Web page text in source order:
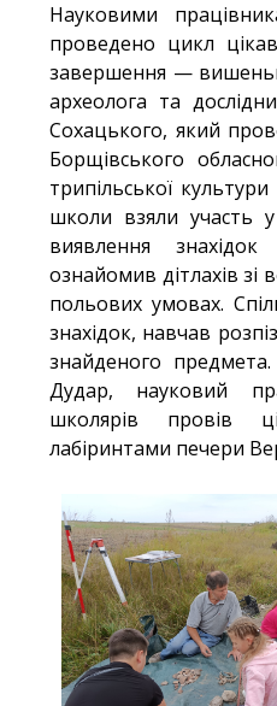
Науковими
проведено цикл
завершення —
археолога та
Сохацького, який
Борщівського
трипільської
школи взяли участь у
виявлення
ознайомив дітлахів
польових умовах.
знахідок, навчав
знайденого
Дудар, науковий
школярів провів
лабіринтами печери